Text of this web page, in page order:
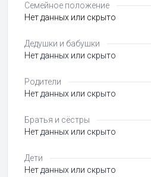
Семейное положение
Нет данных или скрыто
Дедушки и бабушки
Нет данных или скрыто
Родители
Нет данных или скрыто
Братья и сёстры
Нет данных или скрыто
Дети
Нет данных или скрыто